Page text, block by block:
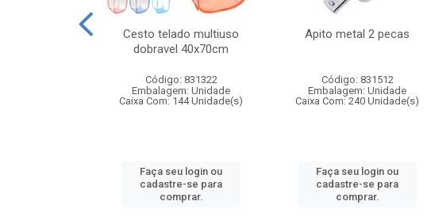
Cesto telado multiuso
dobravel 40x70cm
Código: 831322
Embalagem: Unidade
Caixa Com: 144 Unidade(s)
Faça seu login ou
cadastre-se para
comprar.
Apito metal 2 pecas
Código: 831512
Embalagem: Unidade
Caixa Com: 240 Unidade(s)
Faça seu login ou
cadastre-se para
comprar.